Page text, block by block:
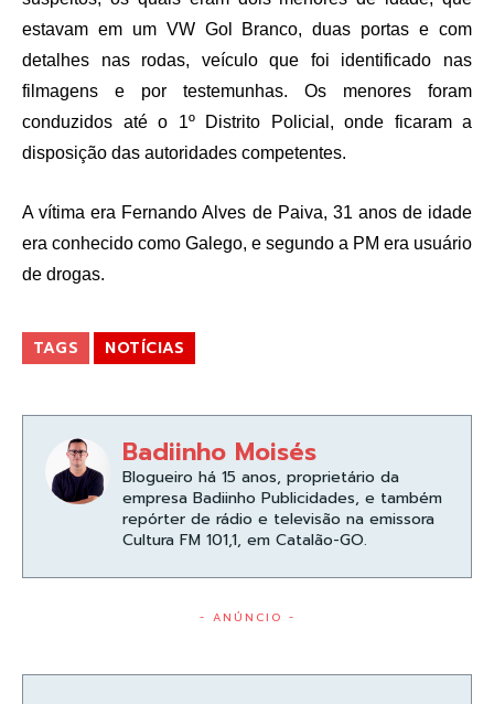
estavam em um VW Gol Branco, duas portas e com
detalhes nas rodas, veículo que foi identificado nas
filmagens e por testemunhas. Os menores foram
conduzidos até o 1º Distrito Policial, onde ficaram a
disposição das autoridades competentes.
A vítima era Fernando Alves de Paiva, 31 anos de idade
era conhecido como Galego, e segundo a PM era usuário
de drogas.
TAGS NOTÍCIAS
Badiinho Moisés
Blogueiro há 15 anos, proprietário da
empresa Badiinho Publicidades, e também
repórter de rádio e televisão na emissora
Cultura FM 101,1, em Catalão-GO.
- ANÚNCIO -